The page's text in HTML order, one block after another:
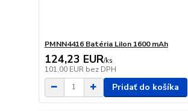
PMNN4416 Batéria LiIon 1600 mAh
124,23 EUR/ks
101,00 EUR bez DPH
Pridať do košíka